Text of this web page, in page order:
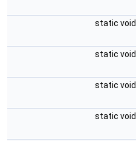
static void
static void
static void
static void